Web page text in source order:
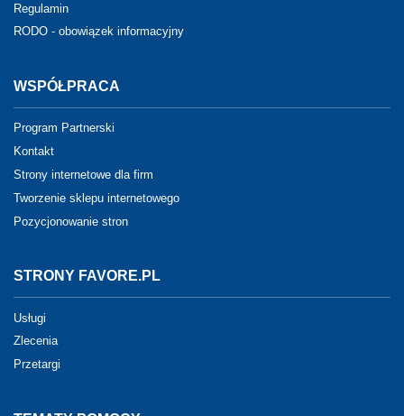
Regulamin
RODO - obowiązek informacyjny
WSPÓŁPRACA
Program Partnerski
Kontakt
Strony internetowe dla firm
Tworzenie sklepu internetowego
Pozycjonowanie stron
STRONY FAVORE.PL
Usługi
Zlecenia
Przetargi